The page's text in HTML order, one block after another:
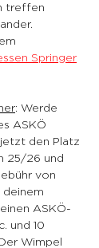
treffen
Springer
: Werde
ASKÖ
den Platz
25/26 und
von
deinem
ASKÖ-
und 10
Wimpel